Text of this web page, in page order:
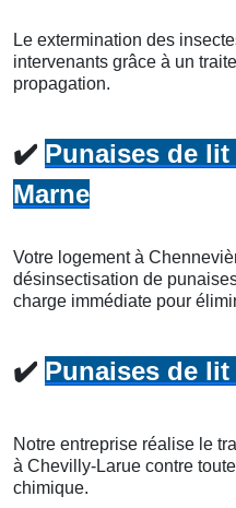
Le extermination des
intervenants grâce à un
propagation.
✔️ Punaises de
Marne
Votre logement à
désinsectisation de
charge immédiate pour
✔️ Punaises de
Notre entreprise réalise le
à Chevilly-Larue contre
chimique.